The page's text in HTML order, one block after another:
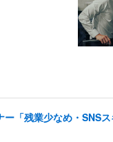
ー「残業少なめ・SNS